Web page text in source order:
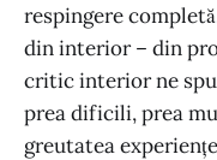
respingere
din interior – din
critic interior ne
prea dificili, prea
greutatea